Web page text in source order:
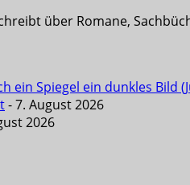
über Romane,
ein Spiegel ein dunkles Bild
- 7. August 2026
2026